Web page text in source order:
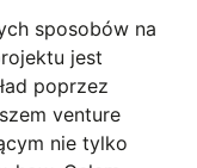
sposobów na
jest
poprzez
venture
nie tylko